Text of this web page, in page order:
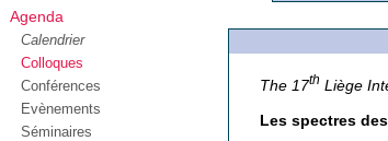
Agenda
Calendrier
Colloques
Conférences
Evènements
Séminaires
The 17th Liège
Les spectres